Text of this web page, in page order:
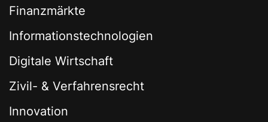
Finanzmärkte
Informationstechnologien
Digitale Wirtschaft
Zivil- & Verfahrensrecht
Innovation